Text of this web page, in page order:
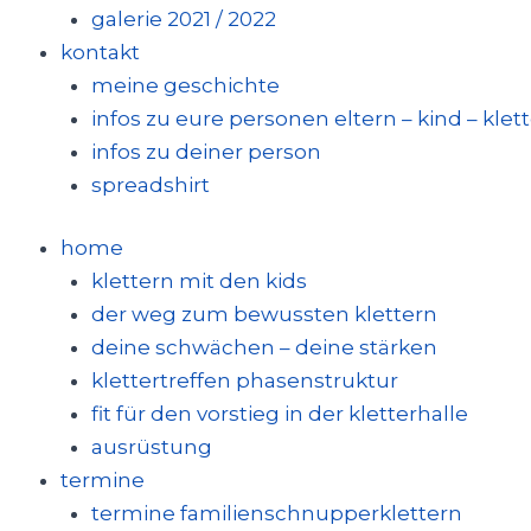
galerie 2021 / 2022
kontakt
meine geschichte
infos zu eure personen eltern – kind –
infos zu deiner person
spreadshirt
home
klettern mit den kids
der weg zum bewussten klettern
deine schwächen – deine stärken
klettertreffen phasenstruktur
fit für den vorstieg in der kletterhalle
ausrüstung
termine
termine familienschnupperklettern